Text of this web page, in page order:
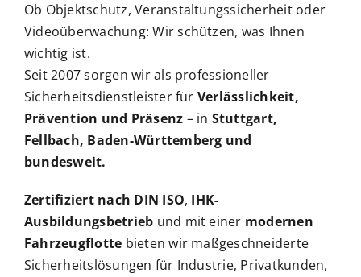
Ob Objektschutz, Veranstaltungssicherheit oder
Videoüberwachung: Wir schützen, was Ihnen
wichtig ist.
Seit 2007 sorgen wir als professioneller
Sicherheitsdienstleister für Verlässlichkeit,
Prävention und Präsenz – in Stuttgart,
Fellbach, Baden-Württemberg und
bundesweit.
Zertifiziert nach DIN ISO, IHK-
Ausbildungsbetrieb und mit einer modernen
Fahrzeugflotte bieten wir maßgeschneiderte
Sicherheitslösungen für Industrie, Privatkunden,